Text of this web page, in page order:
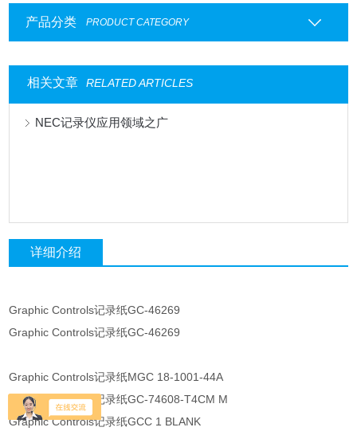
产品分类 PRODUCT CATEGORY
相关文章 RELATED ARTICLES
NEC记录仪应用领域之广
详细介绍
Graphic Controls记录纸GC-46269
Graphic Controls记录纸GC-46269
Graphic Controls记录纸MGC 18-1001-44A
Graphic Controls记录纸GC-74608-T4CM M
Graphic Controls记录纸GCC 1 BLANK